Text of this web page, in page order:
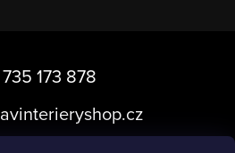
735 173 878
avinterieryshop.cz